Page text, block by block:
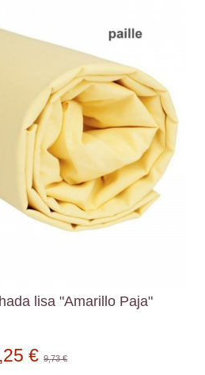
lisa "Amarillo Paja"
€ 9,73 €